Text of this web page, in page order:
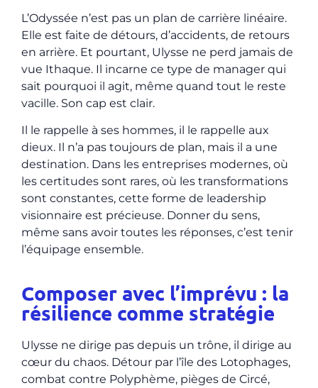
L’Odyssée n’est pas un plan de carrière linéaire.
Elle est faite de détours, d’accidents, de retours
en arrière. Et pourtant, Ulysse ne perd jamais de
vue Ithaque. Il incarne ce type de manager qui
sait pourquoi il agit, même quand tout le reste
vacille. Son cap est clair.
Il le rappelle à ses hommes, il le rappelle aux
dieux. Il n’a pas toujours de plan, mais il a une
destination. Dans les entreprises modernes, où
les certitudes sont rares, où les transformations
sont constantes, cette forme de leadership
visionnaire est précieuse. Donner du sens,
même sans avoir toutes les réponses, c’est tenir
l’équipage ensemble.
Composer avec l’imprévu : la
résilience comme stratégie
Ulysse ne dirige pas depuis un trône, il dirige au
cœur du chaos. Détour par l’île des Lotophages,
combat contre Polyphème, pièges de Circé,